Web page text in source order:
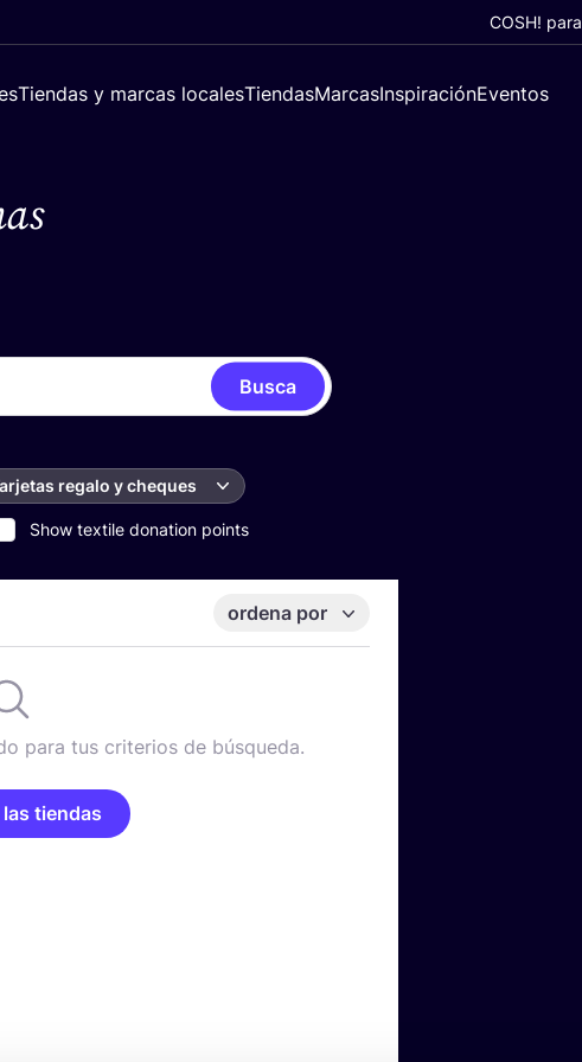
COSH!
Tiendas y marcas localesTiendasMarcasInspiraciónEventos
Busca
regalo y cheques
Show textile donation points
ordena por
para tus criterios de búsqueda.
tiendas